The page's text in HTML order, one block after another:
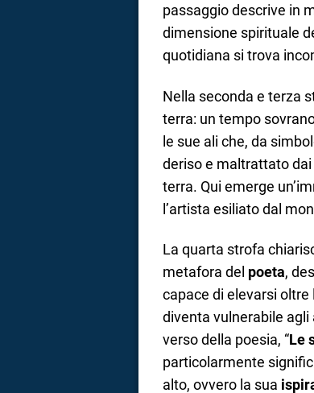
passaggio descrive in
dimensione spirituale
quotidiana si trova
Nella seconda e terza
terra: un tempo
le sue ali che, da
deriso e maltrattato
terra. Qui emerge
l’artista esiliato dal
La quarta strofa
metafora del poeta,
capace di elevarsi oltre
diventa vulnerabile agli
verso della poesia, “Le
particolarmente
alto, ovvero la sua